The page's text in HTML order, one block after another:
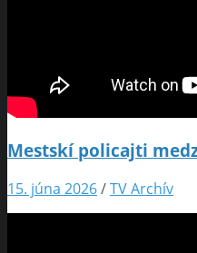
Mestskí policajti
15. júna 2026/TV Archív